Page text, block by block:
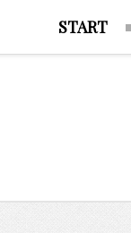
START